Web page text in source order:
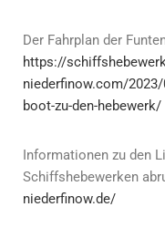
Der Fahrplan der
https://
niederfinow.com/
boot-zu-den-hebewerk/
Informationen zu den
Schiffshebewerken
niederfinow.de/